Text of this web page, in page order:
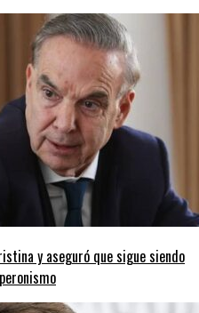
y aseguró que sigue siendo